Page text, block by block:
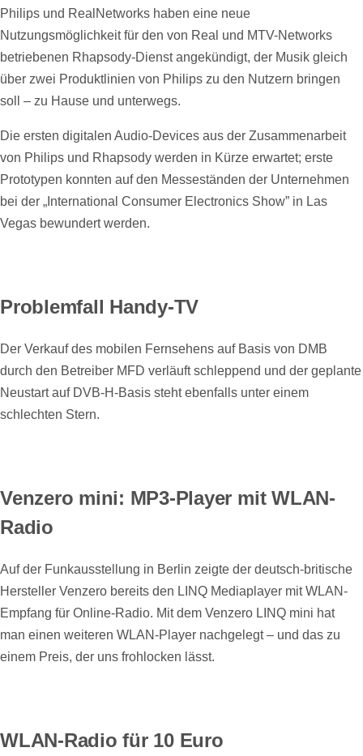
Philips und RealNetworks haben eine neue
Nutzungsmöglichkeit für den von Real und MTV-Networks
betriebenen Rhapsody-Dienst angekündigt, der Musik gleich
über zwei Produktlinien von Philips zu den Nutzern bringen
soll – zu Hause und unterwegs.
Die ersten digitalen Audio-Devices aus der Zusammenarbeit
von Philips und Rhapsody werden in Kürze erwartet; erste
Prototypen konnten auf den Messeständen der Unternehmen
bei der „International Consumer Electronics Show” in Las
Vegas bewundert werden.
Problemfall Handy-TV
Der Verkauf des mobilen Fernsehens auf Basis von DMB
durch den Betreiber MFD verläuft schleppend und der geplante
Neustart auf DVB-H-Basis steht ebenfalls unter einem
schlechten Stern.
Venzero mini: MP3-Player mit WLAN-
Radio
Auf der Funkausstellung in Berlin zeigte der deutsch-britische
Hersteller Venzero bereits den LINQ Mediaplayer mit WLAN-
Empfang für Online-Radio. Mit dem Venzero LINQ mini hat
man einen weiteren WLAN-Player nachgelegt – und das zu
einem Preis, der uns frohlocken lässt.
WLAN-Radio für 10 Euro